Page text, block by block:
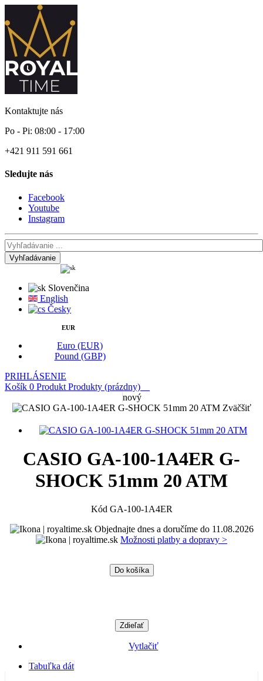
Kontaktujte nás
Po - Pi: 08:00 - 17:00
+421 911 591 661
Sledujte nás
Facebook
Youtube
Instagram
Vyhľadávanie
Slovenčina
English
Česky
EUR
Euro (EUR)
Pound (GBP)
PRIHLÁSENIE
Košík 0 Produkt Produkty (prázdny)
nový
Zväčšiť
CASIO GA-100-1A4ER G-
SHOCK 51mm 20 ATM
Kód GA-100-1A4ER
Objednajte dnes a doručíme do 11.08.2026
Možnosti platby a dopravy >
Do košíka
Zdieľať
Vytlačiť
Tabuľka dát